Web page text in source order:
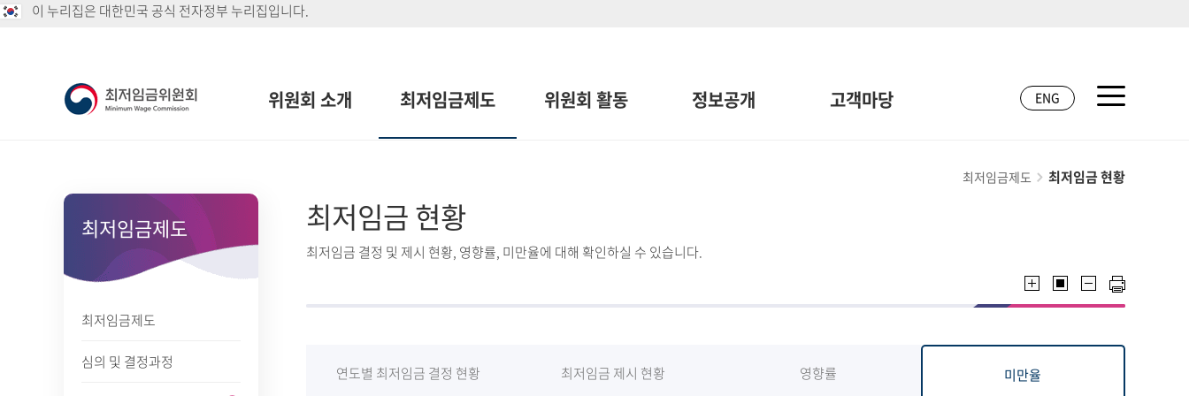
이 누리집은 대한민국 공식 전자정부 누리집입니다.
위원회 소개 최저임금제도 위원회 활동 정보공개 고객마당 ENG
최저임금제도
최저임금제도
심의 및 결정과정
최저임금제도 최저임금 현황
최저임금 현황
최저임금 결정 및 제시 현황, 영향률, 미만율에 대해 확인하실 수 있습니다.
연도별 최저임금 결정 현황 최저임금 제시 현황 영향률 미만율